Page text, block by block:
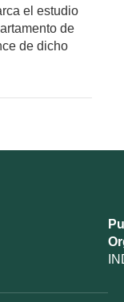
el estudio
de
de dicho